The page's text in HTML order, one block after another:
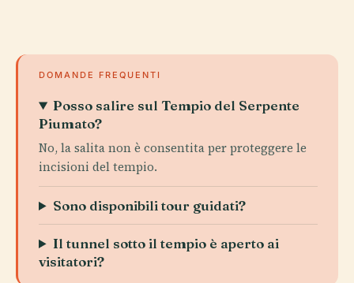
DOMANDE FREQUENTI
Posso salire sul Tempio del Serpente
Piumato?
No, la salita non è consentita per proteggere le
incisioni del tempio.
Sono disponibili tour guidati?
Il tunnel sotto il tempio è aperto ai
visitatori?